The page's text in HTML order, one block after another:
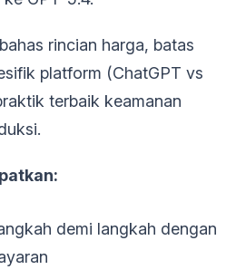
rincian harga, batas
platform (ChatGPT vs
terbaik keamanan
demi langkah dengan